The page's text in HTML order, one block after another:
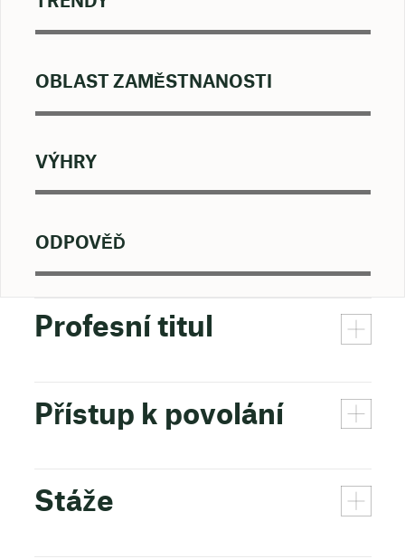
OBLAST ZAMĚSTNANOSTI
VÝHRY
ODPOVĚĎ
Profesní titul
Přístup k povolání
Stáže